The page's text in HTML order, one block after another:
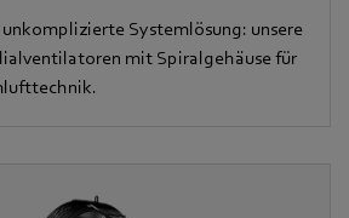
Systemlösung: unsere
mit Spiralgehäuse für